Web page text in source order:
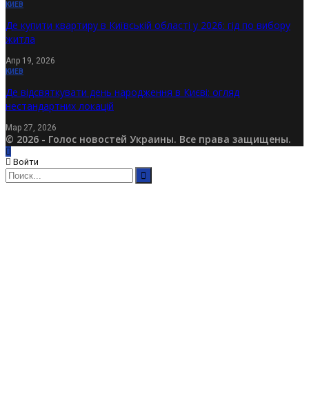
КИЕВ
Де купити квартиру в Київській області у 2026: гід по вибору
житла
Апр 19, 2026
КИЕВ
Де відсвяткувати день народження в Києві: огляд
нестандартних локацій
Мар 27, 2026
© 2026 - Голос новостей Украины. Все права защищены.
Войти